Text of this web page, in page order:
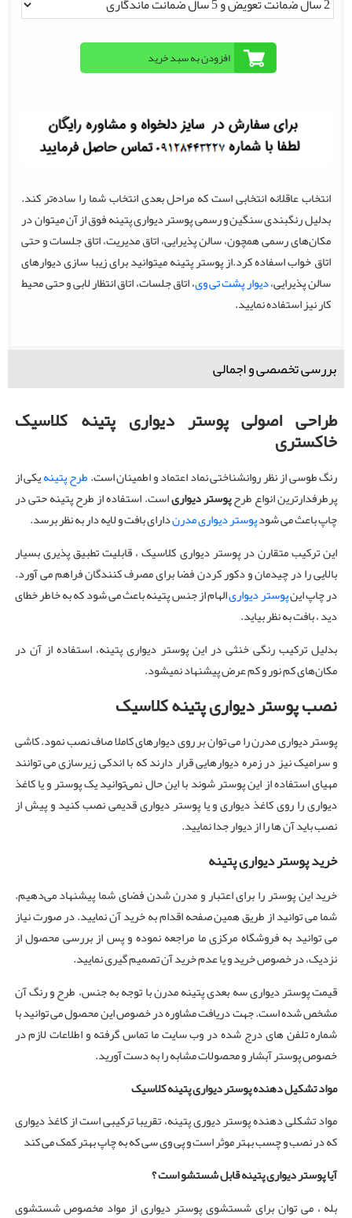
انتخاب عاقلانه انتخابی است که مراحل بعدی انتخاب شما را ساده‌تر کند.
بدلیل رنگبندی سنگین و رسمی پوستر دیواری پتینه فوق از آن میتوان در
مکان‌های رسمی همچون، سالن پذیرایی، اتاق مدیریت، اتاق جلسات و حتی
اتاق خواب اسفاده کرد.از پوستر پتینه میتوانید برای زیبا سازی دیوارهای
سالن پذیرایی،دیوار پشت تی وی، اتاق جلسات، اتاق انتظار لابی و حتی محیط
کار نیز استفاده نمایید.
بررسی تخصصی و اجمالی
طراحی اصولی پوستر دیواری پتینه کلاسیک
خاکستری
رنگ طوسی از نظر روانشناختی نماد اعتماد و اطمینان است.طرح پتینهیکی از
پرطرفدارترین انواع طرحپوستر دیواریاست. استفاده از طرح پتینه حتی در
چاپ باعث می شودپوستر دیواری مدرندارای بافت و لایه دار به نظر برسد.
این ترکیب متقارن در پوستر دیواری کلاسیک ، قابلیت تطبیق پذیری بسیار
بالایی را در چیدمان و دکور کردن فضا برای مصرف کنندگان فراهم می آورد.
در چاپ اینپوستر دیواریالهام از جنس پتینه باعث می شود که به خاطر خطای
دید ، بافت به نظر بیاید.
بدلیل ترکیب رنگی خنثی در این پوستر دیواری پتینه، استفاده از آن در
مکان‌های کم نور و کم عرض پیشنهاد نمیشود.
نصب پوستر دیواری پتینه کلاسیک
پوستر دیواری مدرن را می توان بر روی دیوارهای کاملا صاف نصب نمود. کاشی
و سرامیک نیز در زمره دیوارهایی قرار دارند که با اندکی زیرسازی می توانند
مهیای استفاده از این پوستر شوند با این حال نمی‌توانید یک پوستر و یا کاغذ
دیواری را روی کاغذ دیواری و یا پوستر دیواری قدیمی نصب کنید و پیش از
نصب باید آن ها را از دیوار جدا نمایید.
خرید پوستر دیواری پتینه
خرید این پوستر را برای اعتبار و مدرن شدن فضای شما پیشنهاد می‌دهیم.
شما می توانید از طریق همین صفحه اقدام به خرید آن نمایید. در صورت نیاز
می توانید به فروشگاه مرکزی ما مراجعه نموده و پس از بررسی محصول از
نزدیک، در خصوص خرید و یا عدم خرید آن تصمیم گیری نمایید.
قیمت پوستر دیواری سه بعدی پتینه مدرن با توجه به جنس، طرح و رنگ آن
مشخص شده است. جهت دریافت مشاوره در خصوص این محصول می توانید با
شماره تلفن های درج شده در وب سایت ما تماس گرفته و اطلاعات لازم در
خصوص پوستر آبشار و محصولات مشابه را به دست آورید.
مواد تشکیل دهنده پوستر دیواری پتینه کلاسیک
مواد تشکلی دهنده پوستر دیوری پتینه، تقریبا ترکیبی است از کاغذ دیواری
که در نصب و چسب بهتر موثر است و پی وی سی که به چاپ بهتر کمک می کند
آیا پوستر دیواری پتینه قابل شستشو است ؟
بله ، می توان برای شستشوی پوستر دیواری از مواد مخصوص شستشوی